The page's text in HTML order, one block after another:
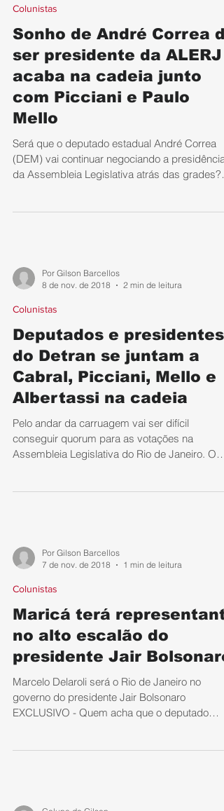
Colunistas
Sonho de André Correa
ser presidente da ALERJ
acaba na cadeia junto
com Picciani e Paulo
Mello
Será que o deputado estadual André Correa
(DEM) vai continuar negociando a presidência
da Assembleia Legislativa atrás das grades?
Por Gilson Barcellos
8 de nov. de 2018
2 min de leitura
Colunistas
Deputados e presidentes
do Detran se juntam a
Cabral, Picciani, Mello e
Albertassi na cadeia
Pelo andar da carruagem vai ser difícil
conseguir quorum para as votações na
Assembleia Legislativa do Rio de Janeiro. O
Por Gilson Barcellos
7 de nov. de 2018
1 min de leitura
Colunistas
Maricá terá
no alto escalão do
presidente Jair Bolsonaro
Marcelo Delaroli será o Rio de Janeiro no
governo do presidente Jair Bolsonaro
EXCLUSIVO - Quem acha que o deputado